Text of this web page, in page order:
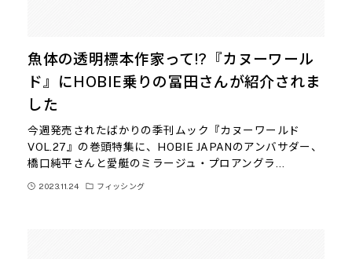
魚体の透明標本作家って!?『カヌーワール
ド』にHOBIE乗りの冨田さんが紹介されま
した
今週発売されたばかりの季刊ムック『カヌーワールド
VOL.27』の巻頭特集に、HOBIE JAPANのアンバサダー、
橋口純平さんと愛艇のミラージュ・プロアングラ…
2023.11.24 フィッシング